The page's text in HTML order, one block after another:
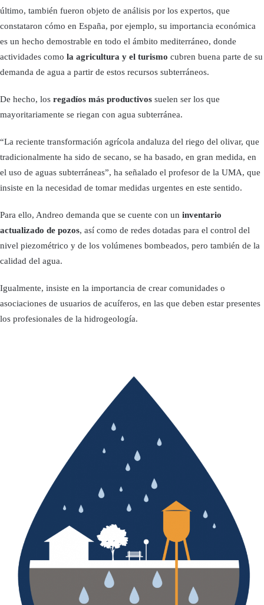
último, también fueron objeto de análisis por los expertos, que
constataron cómo en España, por ejemplo, su importancia económica
es un hecho demostrable en todo el ámbito mediterráneo, donde
actividades como la agricultura y el turismo cubren buena parte de su
demanda de agua a partir de estos recursos subterráneos.
De hecho, los regadíos más productivos suelen ser los que
mayoritariamente se riegan con agua subterránea.
“La reciente transformación agrícola andaluza del riego del olivar, que
tradicionalmente ha sido de secano, se ha basado, en gran medida, en
el uso de aguas subterráneas”, ha señalado el profesor de la UMA, que
insiste en la necesidad de tomar medidas urgentes en este sentido.
Para ello, Andreo demanda que se cuente con un inventario
actualizado de pozos, así como de redes dotadas para el control del
nivel piezométrico y de los volúmenes bombeados, pero también de la
calidad del agua.
Igualmente, insiste en la importancia de crear comunidades o
asociaciones de usuarios de acuíferos, en las que deben estar presentes
los profesionales de la hidrogeología.